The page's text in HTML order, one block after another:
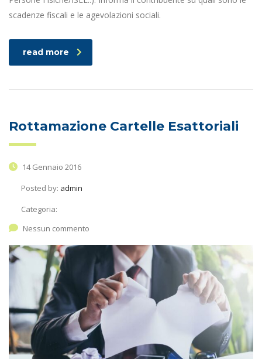
scadenze fiscali e le agevolazioni sociali.
read more
Rottamazione Cartelle Esattoriali
14 Gennaio 2016
Posted by: admin
Categoria:
Nessun commento